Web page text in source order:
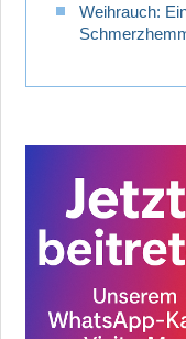
Weihrauch: